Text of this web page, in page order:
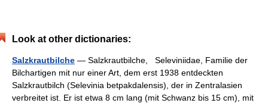
Look at other dictionaries:
Salzkrautbilche — Salzkrautbilche, Seleviniidae, Familie der
Bilchartigen mit nur einer Art, dem erst 1938 entdeckten
Salzkrautbilch (Selevinia betpakdalensis), der in Zentralasien
verbreitet ist. Er ist etwa 8 cm lang (mit Schwanz bis 15 cm), mit